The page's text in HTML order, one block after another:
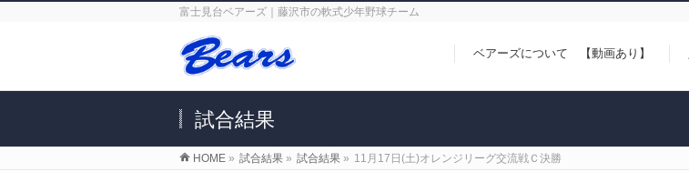
富士見台ベアーズ｜藤沢市の軟式少年野球チーム
ベアーズについて 【動画あり】
試合結果
HOME » 試合結果 » 試合結果 » 11月17日(土)オレンジリーグ交流戦Ｃ決勝